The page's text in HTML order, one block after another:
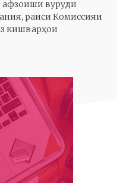
афзоиши вуруди
раиси Комиссияи
кишварҳои